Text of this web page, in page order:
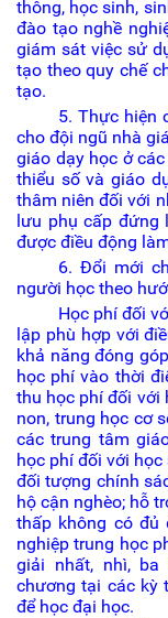
thông, học sinh,
đào tạo nghề
giám sát việc sử
tạo theo quy chế
tạo.
5. Thực hiện
cho đội ngũ nhà
giáo dạy học ở
thiểu số và giáo
thâm niên đối với
lưu phụ cấp đứng
được điều động
6. Đổi mới
người học theo
Học phí đối
lập phù hợp với
khả năng đóng
học phí vào thời
thu học phí đối với
non, trung học cơ
các trung tâm
học phí đối với
đối tượng chính
hộ cận nghèo; hỗ
thấp không có đủ
nghiệp trung học
giải nhất, nhì,
chương tại các kỳ
để học đại học.